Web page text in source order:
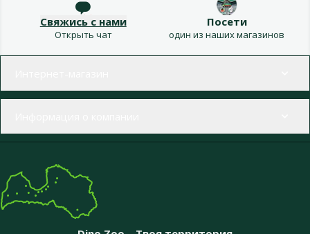
Свяжись с нами
Открыть чат
Посети
один из наших магазинов